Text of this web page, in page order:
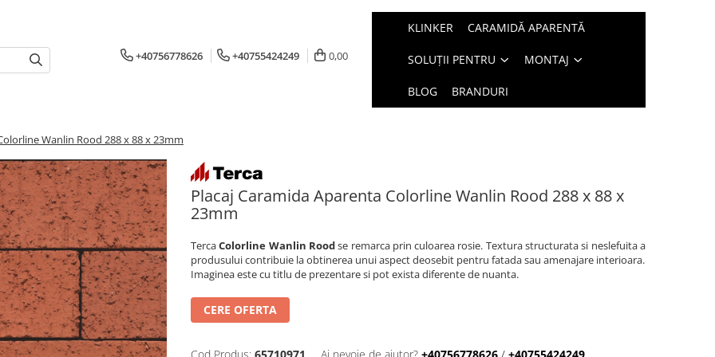
+40756778626 +40755424249 0,00
KLINKER CARAMIDĂ APARENTĂ
SOLUȚII PENTRU MONTAJ
BLOG BRANDURI
Wanlin Rood 288 x 88 x 23mm
Placaj Caramida Aparenta Colorline Wanlin Rood 288 x 88 x
23mm
TercaColorline Wanlin Roodse remarca prin culoarea rosie. Textura structurata si neslefuita a
produsului contribuie la obtinerea unui aspect deosebit pentru fatada sau amenajare interioara.
Imaginea este cu titlu de prezentare si pot exista diferente de nuanta.
CERE OFERTA